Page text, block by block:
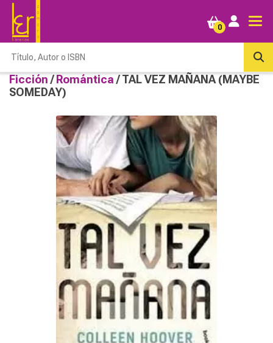
0
Ficción / Romántica / TAL VEZ MAÑANA (MAYBE
SOMEDAY)